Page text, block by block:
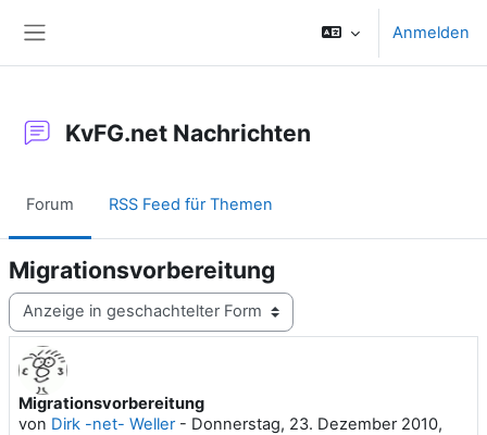
Anmelden
KvFG.net Nachrichten
Forum RSS Feed für Themen
Migrationsvorbereitung
Anzeigemodus
Migrationsvorbereitung
von Dirk -net- Weller- Donnerstag, 23. Dezember 2010,
Anzahl Antworten: 0